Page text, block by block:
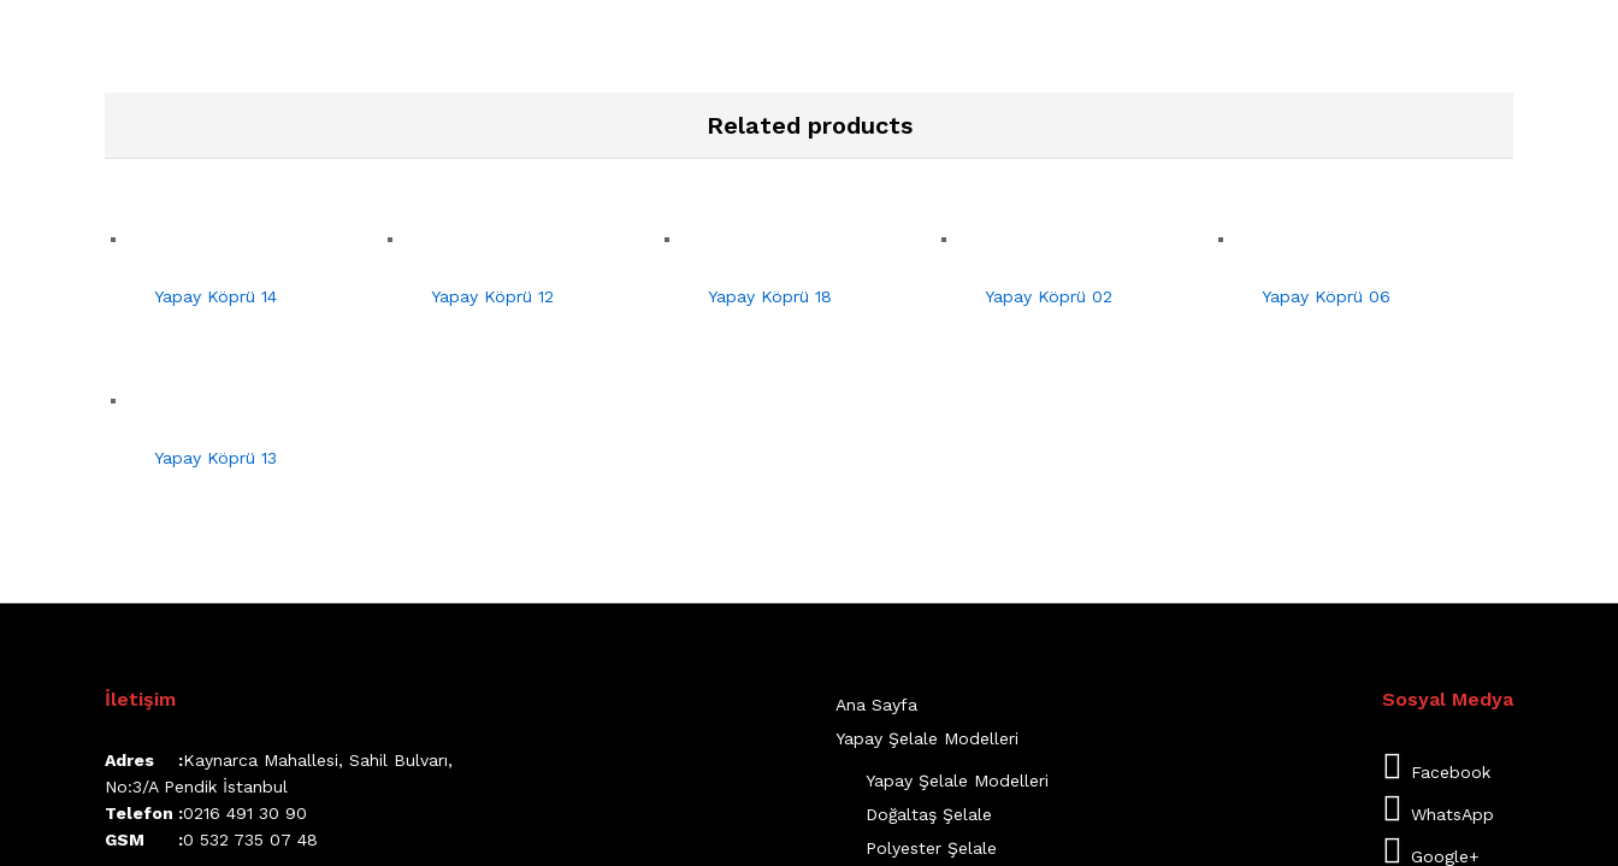
Related products
Yapay Köprü 14 Yapay Köprü 12 Yapay Köprü 18 Yapay Köprü 02 Yapay Köprü 06
Yapay Köprü 13
İletişim
Adres :Kaynarca Mahallesi, Sahil Bulvarı,
No:3/A Pendik İstanbul
Telefon :0216 491 30 90
GSM :0 532 735 07 48
Ana Sayfa
Yapay Şelale Modelleri
Yapay Şelale Modelleri
Doğaltaş Şelale
Polyester Şelale
Sosyal Medya
Facebook
WhatsApp
Google+